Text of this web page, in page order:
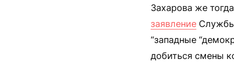
Захарова же
заявление
“западные
добиться смены